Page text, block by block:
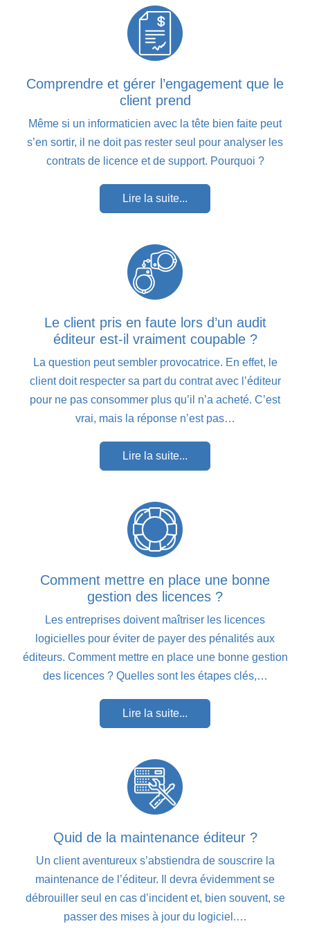
Comprendre et gérer l’engagement que le
client prend
Même si un informaticien avec la tête bien faite peut
s’en sortir, il ne doit pas rester seul pour analyser les
contrats de licence et de support. Pourquoi ?
Lire la suite...
Le client pris en faute lors d’un audit
éditeur est-il vraiment coupable ?
La question peut sembler provocatrice. En effet, le
client doit respecter sa part du contrat avec l’éditeur
pour ne pas consommer plus qu’il n’a acheté. C’est
vrai, mais la réponse n’est pas…
Lire la suite...
Comment mettre en place une bonne
gestion des licences ?
Les entreprises doivent maîtriser les licences
logicielles pour éviter de payer des pénalités aux
éditeurs. Comment mettre en place une bonne gestion
des licences ? Quelles sont les étapes clés,…
Lire la suite...
Quid de la maintenance éditeur ?
Un client aventureux s’abstiendra de souscrire la
maintenance de l’éditeur. Il devra évidemment se
débrouiller seul en cas d’incident et, bien souvent, se
passer des mises à jour du logiciel.…